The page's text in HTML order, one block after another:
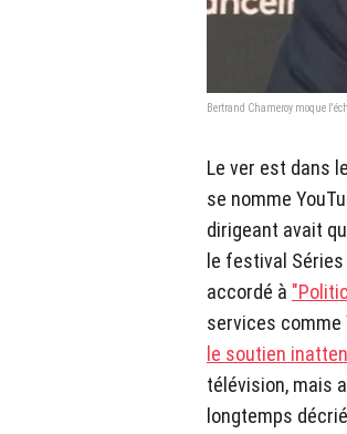
Bertrand Chameroy moque
Le ver est dans
se nomme
dirigeant avait
le festival
accordé à
services comme
le soutien
télévision, mais
longtemps